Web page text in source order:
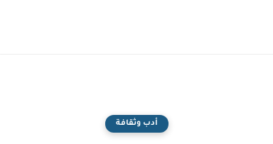
أدب وثقافة